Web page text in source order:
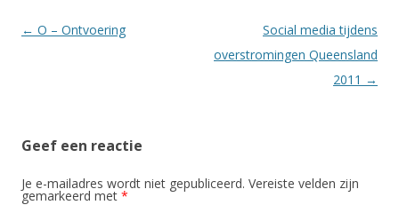
Berichtnavigatie
← O – Ontvoering
Social media tijdens
overstromingen Queensland
2011 →
Geef een reactie
Je e-mailadres wordt niet gepubliceerd. Vereiste velden zijn
gemarkeerd met *